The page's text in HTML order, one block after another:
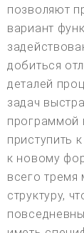
позволяют
вариант
добиться
деталей
задач
программой
приступить
к новому
всего
структуру,